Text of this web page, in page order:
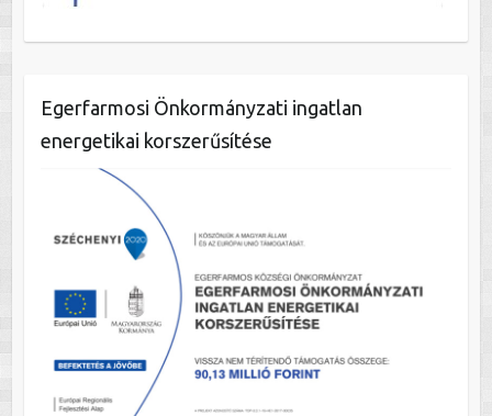
Egerfarmosi Önkormányzati ingatlan
energetikai korszerűsítése